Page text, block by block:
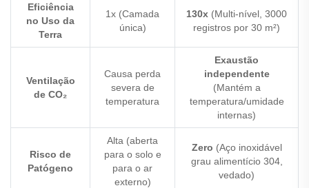
Eficiência
no Uso da
Terra
1x (Camada
única)
130x (Multi-nível, 3000
registros por 30 m²)
Ventilação
de CO₂
Causa perda
severa de
temperatura
Exaustão
independente
(Mantém a
temperatura/umidade
internas)
Risco de
Patógeno
Alta (aberta
para o solo e
para o ar
externo)
Zero (Aço inoxidável
grau alimentício 304,
vedado)